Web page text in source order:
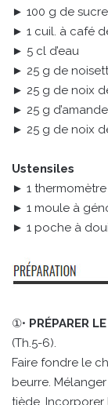
► 100 g de
► 1 cuil. à café
► 5 cl d’eau
► 25 g de
► 25 g de noix
► 25 g
► 25 g de noix
Ustensiles
► 1
► 1 moule à
► 1 poche à
①• PRÉPARER
(Th.5-6).
Faire fondre le
beurre.
tiède. Incorporer